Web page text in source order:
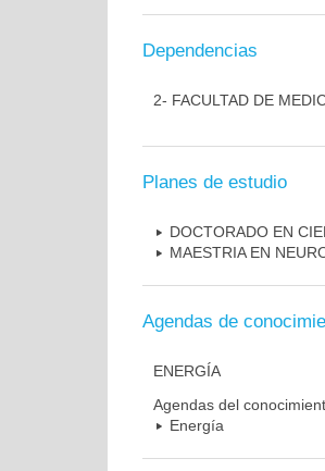
Dependencias
2- FACULTAD DE
Planes de estudio
DOCTORADO EN
MAESTRIA EN
Agendas de
ENERGÍA
Agendas del
Energía